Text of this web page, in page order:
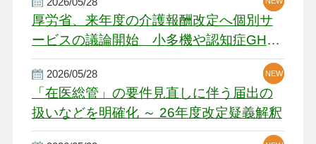
厚労省、来年度の介護報酬改定へ個別サ
ービスの議論開始 小多機や認知症GH、
厳しい経営環境に危機感
2026/05/28
「在医総管」の要件見直しに伴う届出の
扱いなどを明確化 ～ 26年度改定疑義解釈
NEW
NEW